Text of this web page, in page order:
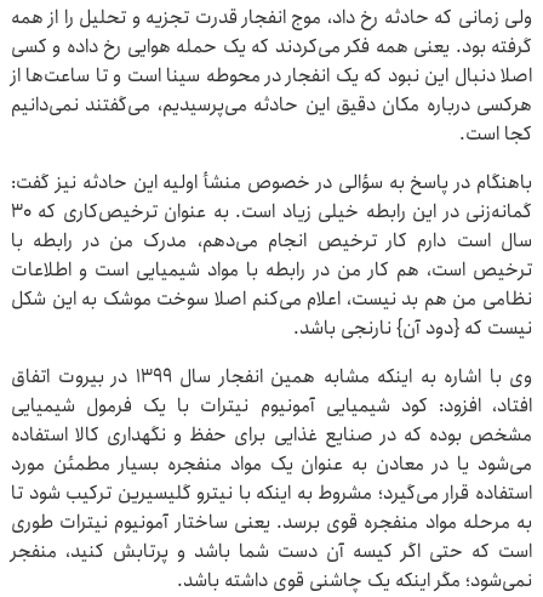
ولی زمانی که حادثه رخ داد، موج انفجار قدرت تجزیه و تحلیل را از همه
گرفته بود. یعنی همه فکر می‌کردند که یک حمله هوایی رخ داده و کسی
اصلا دنبال این نبود که یک انفجار در محوطه سینا است و تا ساعت‌ها از
هرکسی درباره مکان دقیق این حادثه می‌پرسیدیم، می‌گفتند نمی‌دانیم
کجا است.
باهنگام در پاسخ به سؤالی در خصوص منشأ اولیه این حادثه نیز گفت:
گمانه‌زنی در این رابطه خیلی زیاد است. به عنوان ترخیص‌کاری که ۳۰
سال است دارم کار ترخیص انجام می‌دهم، مدرک من در رابطه با
ترخیص است، هم کار من در رابطه با مواد شیمیایی است و اطلاعات
نظامی من هم بد نیست، اعلام می‌کنم اصلا سوخت موشک به این شکل
نیست که {دود آن} نارنجی باشد.
وی با اشاره به اینکه مشابه همین انفجار سال ۱۳۹۹ در بیروت اتفاق
افتاد، افزود: کود شیمیایی آمونیوم نیترات با یک فرمول شیمیایی
مشخص بوده که در صنایع غذایی برای حفظ و نگهداری کالا استفاده
می‌شود یا در معادن به عنوان یک مواد منفجره بسیار مطمئن مورد
استفاده قرار می‌گیرد؛ مشروط به اینکه با نیترو گلیسیرین ترکیب شود تا
به مرحله مواد منفجره قوی برسد. یعنی ساختار آمونیوم نیترات طوری
است که حتی اگر کیسه آن دست شما باشد و پرتابش کنید، منفجر
نمی‌شود؛ مگر اینکه یک چاشنی قوی داشته باشد.